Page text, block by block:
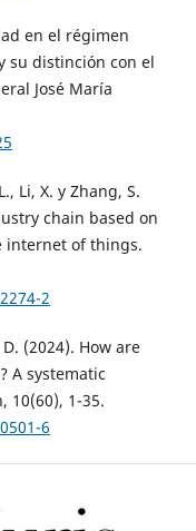
en el régimen
su distinción con el
José María
Li, X. y Zhang, S.
chain based on
internet of things.
2
(2024). How are
A systematic
10(60), 1-35.
6